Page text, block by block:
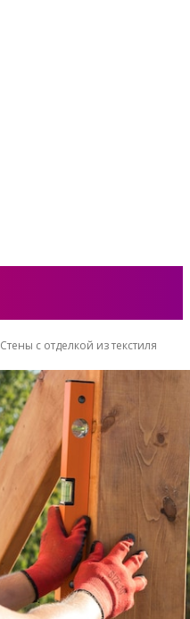
Стены с отделкой из текстиля